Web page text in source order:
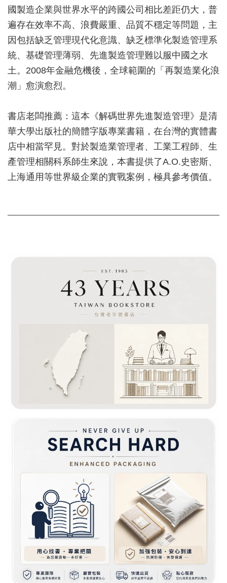
國製造企業與世界水平的跨國公司相比差距仍大，普
遍存在效率不高、浪費嚴重、品質不穩定等問題，主
因包括缺乏管理現代化意識、缺乏標準化製造管理系
統、基礎管理薄弱、先進製造管理難以服中國之水
土。2008年金融危機後，全球範圍的「再製造業化浪
潮」愈演愈烈。
書店老闆推薦：這本《解碼世界先進製造管理》是清
華大學出版社的簡體字版專業書籍，在台灣的實體書
店中相當罕見。對於製造業管理者、工業工程師、生
產管理相關科系師生來說，本書提供了A.O.史密斯、
上海通用等世界級企業的實戰案例，極具參考價值。